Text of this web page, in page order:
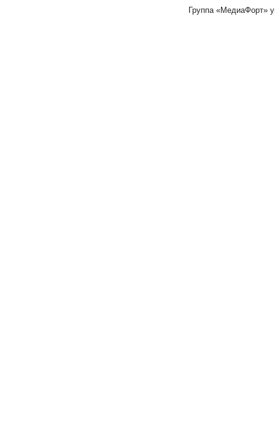
Группа «МедиаФорт»